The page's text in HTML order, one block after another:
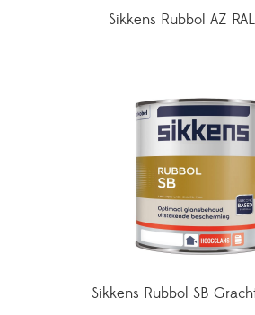
Sikkens Rubbol AZ
Sikkens Rubbol SB